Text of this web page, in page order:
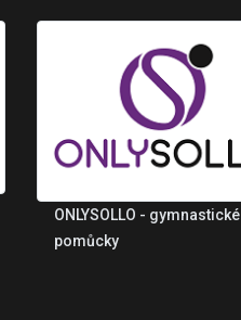
ONLYSOLLO - gymnastické
pomůcky